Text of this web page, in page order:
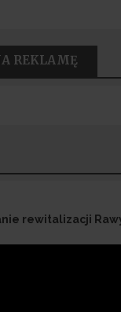
REKLAMĘ
rewitalizacji